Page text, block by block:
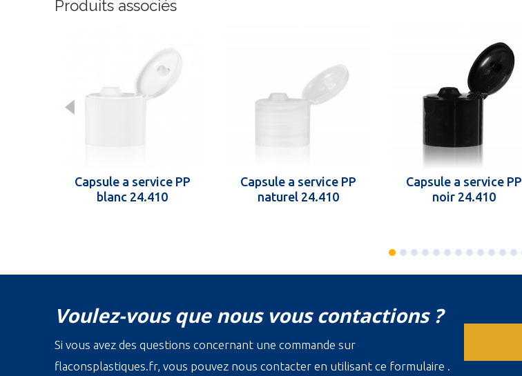
Produits associés
Capsule a service PP
blanc 24.410
Capsule a service PP
naturel 24.410
Capsule a service PP
noir 24.410
Voulez-vous que nous vous contactions ?
Si vous avez des questions concernant une commande sur
flaconsplastiques.fr, vous pouvez nous contacter en utilisant ce formulaire .